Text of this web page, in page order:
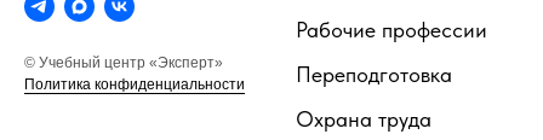
© Учебный центр «Эксперт»
Политика конфиденциальности
Рабочие профессии
Переподготовка
Охрана труда